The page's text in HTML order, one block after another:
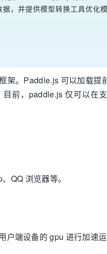
，并提供模型转换工具优化
。Paddle.js 可以加载提
前，paddle.js 仅可以在
QQ 浏览器等。
端设备的 gpu 进行加速